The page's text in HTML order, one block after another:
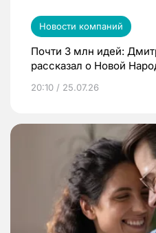
Новости компаний
Почти 3 млн идей:
рассказал о Новой
20:10 / 25.07.26